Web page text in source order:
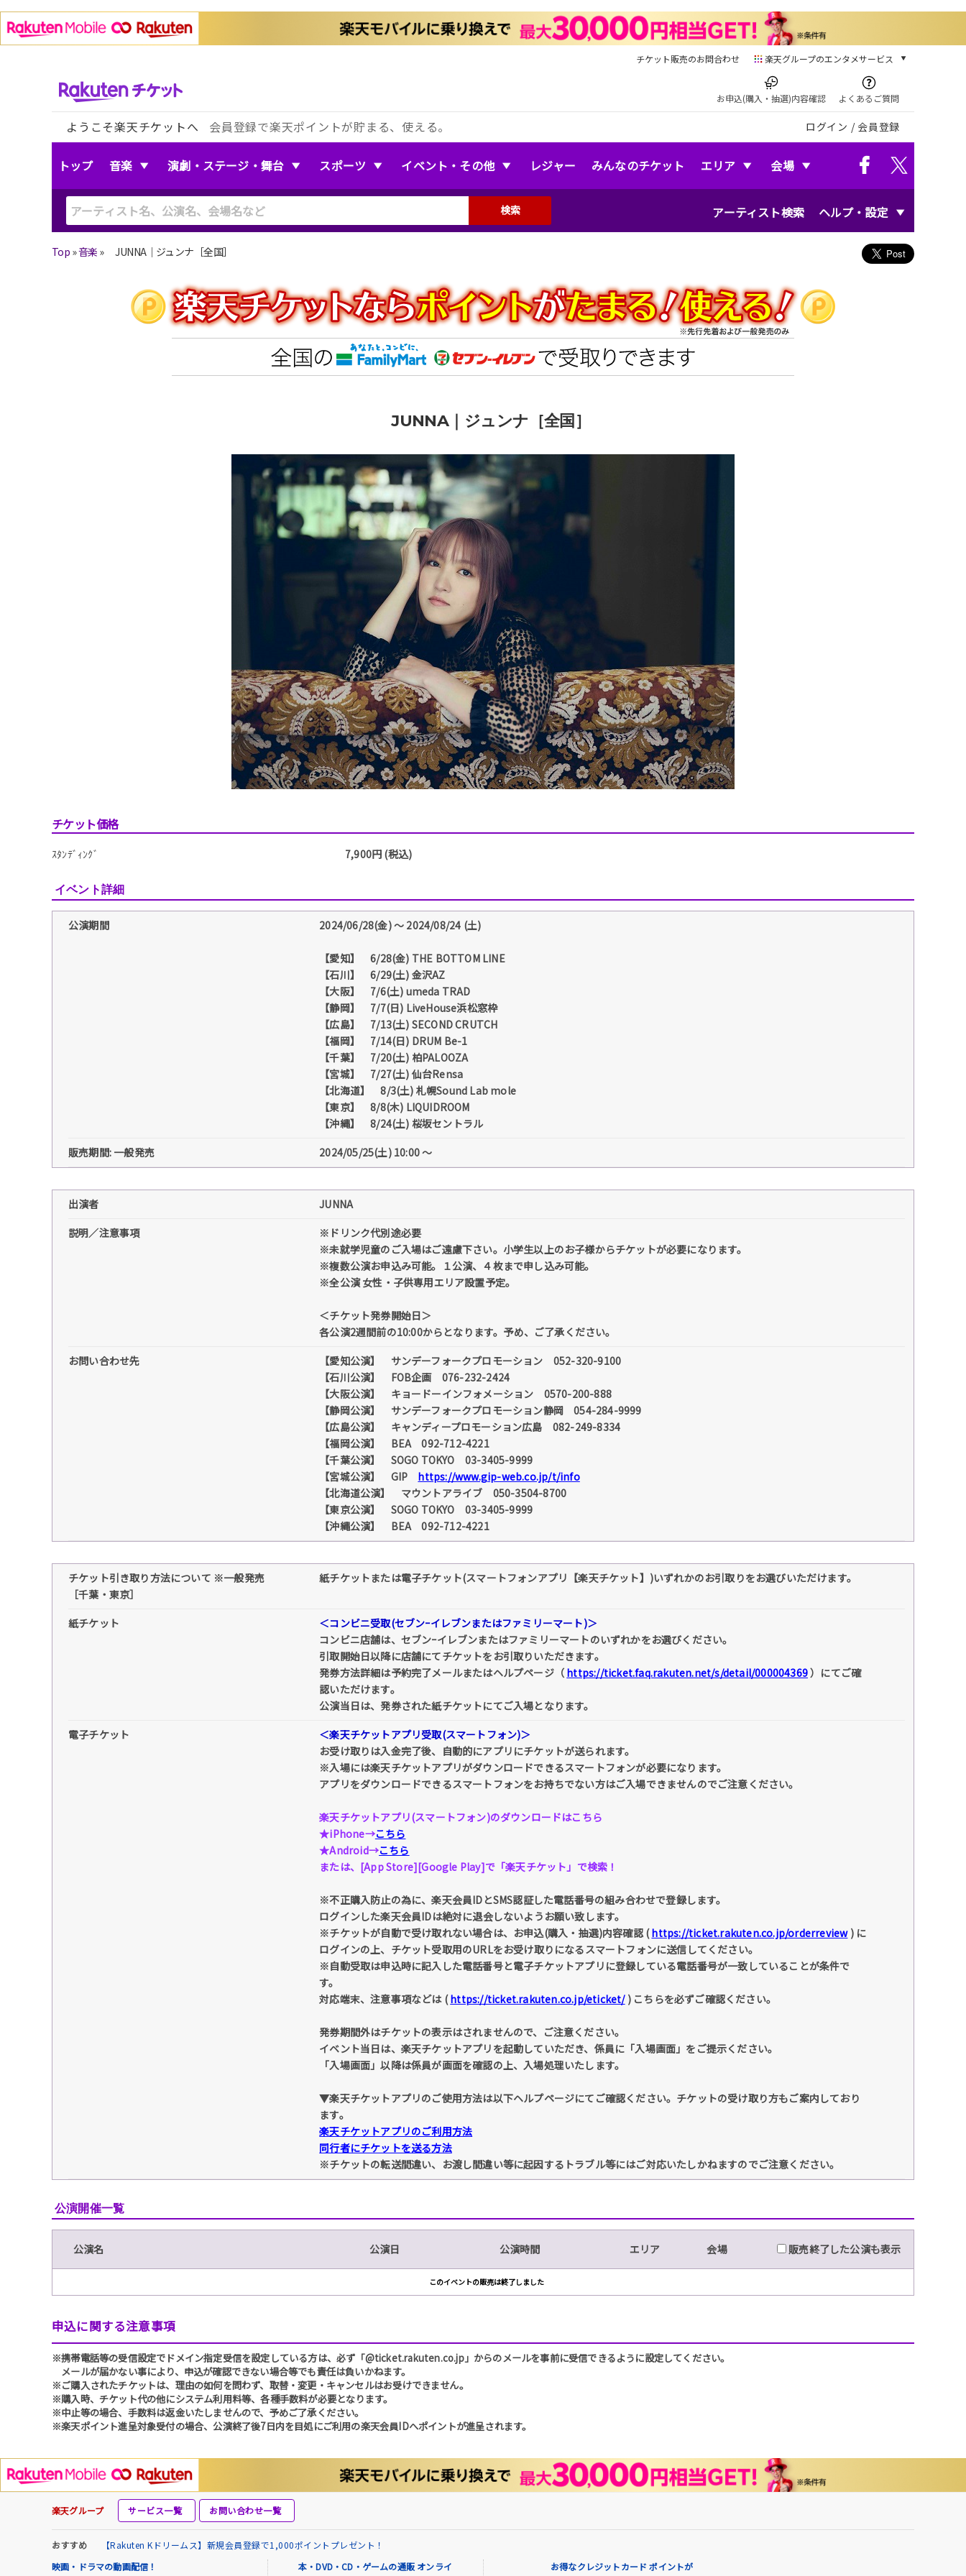
チケット販売のお問合わせ 楽天グループのエンタメサービス
本/ゲーム/CD/DVD
楽天ブックス
電子書籍
楽天Kobo
音楽配信
Rakuten PLAY
無料テレビ
お申込(購入・抽選)内容確認 よくあるご質問
ようこそ楽天チケットへ 会員登録で楽天ポイントが貯まる、使える。 ログイン / 会員登録
トップ 音楽 演劇・ステージ・舞台 スポーツ イベント・その他 レジャー みんなのチケット エリア 会場
アーティスト検索 ヘルプ・設定
検索
Top »音楽 » JUNNA｜ジュンナ［全国］
JUNNA｜ジュンナ［全国］
チケット価格
ｽﾀﾝﾃﾞｨﾝｸﾞ 7,900円 (税込)
イベント詳細
公演期間 2024/06/28(金) 〜 2024/08/24 (土)
【愛知】 6/28(金) THE BOTTOM LINE
【石川】 6/29(土) 金沢AZ
【大阪】 7/6(土) umeda TRAD
【静岡】 7/7(日) LiveHouse浜松窓枠
【広島】 7/13(土) SECOND CRUTCH
【福岡】 7/14(日) DRUM Be-1
【千葉】 7/20(土) 柏PALOOZA
【宮城】 7/27(土) 仙台Rensa
【北海道】 8/3(土) 札幌Sound Lab mole
【東京】 8/8(木) LIQUIDROOM
【沖縄】 8/24(土) 桜坂セントラル
販売期間: 一般発売
2024/05/25(土) 10:00 〜
出演者
JUNNA
説明／注意事項
※ドリンク代別途必要
※未就学児童のご⼊場はご遠慮下さい。⼩学⽣以上のお⼦様からチケットが必要になります。
※複数公演お申込み可能。１公演、４枚まで申し込み可能。
※全公演 女性・子供専用エリア設置予定。
＜チケット発券開始日＞
各公演2週間前の10:00からとなります。予め、ご了承ください。
お問い合わせ先
【愛知公演】 サンデーフォークプロモーション 052-320-9100
【石川公演】 FOB企画 076-232-2424
【大阪公演】 キョードーインフォメーション 0570-200-888
【静岡公演】 サンデーフォークプロモーション静岡 054-284-9999
【広島公演】 キャンディープロモーション広島 082-249-8334
【福岡公演】 BEA 092-712-4221
【千葉公演】 SOGO TOKYO 03-3405-9999
【宮城公演】 GIP https://www.gip-web.co.jp/t/info
【北海道公演】 マウントアライブ 050-3504-8700
【東京公演】 SOGO TOKYO 03-3405-9999
【沖縄公演】 BEA 092-712-4221
チケット引き取り方法について ※一般発売
［千葉・東京］
紙チケットまたは電子チケット(スマートフォンアプリ【楽天チケット】)いずれかのお引取りをお選びいただけます。
紙チケット
＜コンビニ受取(セブンｰイレブンまたはファミリーマート)＞
コンビニ店舗は、セブンｰイレブンまたはファミリーマートのいずれかをお選びください。
引取開始日以降に店舗にてチケットをお引取りいただきます。
発券方法詳細は予約完了メールまたはヘルプページ（ https://ticket.faq.rakuten.net/s/detail/000004369）にてご確
認いただけます。
公演当日は、発券された紙チケットにてご入場となります。
電子チケット
＜楽天チケットアプリ受取(スマートフォン)＞
お受け取りは入金完了後、自動的にアプリにチケットが送られます。
※入場には楽天チケットアプリがダウンロードできるスマートフォンが必要になります。
アプリをダウンロードできるスマートフォンをお持ちでない方はご入場できませんのでご注意ください。
楽天チケットアプリ(スマートフォン)のダウンロードはこちら
★iPhone→こちら
★Android→こちら
または、[App Store][Google Play]で「楽天チケット」で検索！
※不正購入防止の為に、楽天会員IDとSMS認証した電話番号の組み合わせで登録します。
ログインした楽天会員IDは絶対に退会しないようお願い致します。
※チケットが自動で受け取れない場合は、お申込(購入・抽選)内容確認 (https://ticket.rakuten.co.jp/orderreview) に
ログインの上、チケット受取用のURLをお受け取りになるスマートフォンに送信してください。
※自動受取は申込時に記入した電話番号と電子チケットアプリに登録している電話番号が一致していることが条件で
す。
対応端末、注意事項などは (https://ticket.rakuten.co.jp/eticket/) こちらを必ずご確認ください。
発券期間外はチケットの表示はされませんので、ご注意ください。
イベント当日は、楽天チケットアプリを起動していただき、係員に「入場画面」をご提示ください。
「入場画面」以降は係員が画面を確認の上、入場処理いたします。
▼楽天チケットアプリのご使用方法は以下ヘルプページにてご確認ください。チケットの受け取り方もご案内しており
ます。
楽天チケットアプリのご利用方法
同行者にチケットを送る方法
※チケットの転送間違い、お渡し間違い等に起因するトラブル等にはご対応いたしかねますのでご注意ください。
公演開催一覧
公演名 公演日 公演時間 エリア 会場 販売終了した公演も表示
このイベントの販売は終了しました
申込に関する注意事項
※携帯電話等の受信設定でドメイン指定受信を設定している方は、必ず「@ticket.rakuten.co.jp」からのメールを事前に受信できるように設定してください。
メールが届かない事により、申込が確認できない場合等でも責任は負いかねます。
※ご購入されたチケットは、理由の如何を問わず、取替・変更・キャンセルはお受けできません。
※購入時、チケット代の他にシステム利用料等、各種手数料が必要となります。
※中止等の場合、手数料は返金いたしませんので、予めご了承ください。
※楽天ポイント進呈対象受付の場合、公演終了後7日内を目処にご利用の楽天会員IDへポイントが進呈されます。
楽天グループ サービス一覧 お問い合わせ一覧
おすすめ
【Rakuten Kドリームス】新規会員登録で1,000ポイントプレゼント！
映画・ドラマの動画配信！
本・DVD・CD・ゲームの通販 オンライ
お得なクレジットカード ポイントが